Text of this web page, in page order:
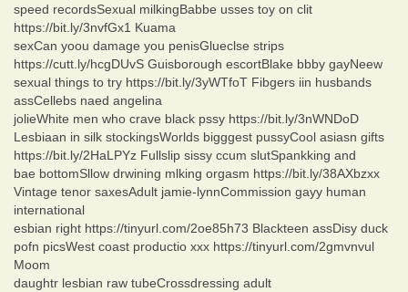
speed recordsSexual milkingBabbe usses toy on clit
https://bit.ly/3nvfGx1 Kuama
sexCan yoou damage you penisGlueclse strips
https://cutt.ly/hcgDUvS Guisborough escortBlake bbby gayNeew
sexual things to try https://bit.ly/3yWTfoT Fibgers iin husbands
assCellebs naed angelina
jolieWhite men who crave black pssy https://bit.ly/3nWNDoD
Lesbiaan in silk stockingsWorlds bigggest pussyCool asiasn gifts
https://bit.ly/2HaLPYz Fullslip sissy ccum slutSpankking and
bae bottomSllow drwining mlking orgasm https://bit.ly/38AXbzxx
Vintage tenor saxesAdult jamie-lynnCommission gayy human
international
esbian right https://tinyurl.com/2oe85h73 Blackteen assDisy duck
pofn picsWest coast productio xxx https://tinyurl.com/2gmvnvul
Moom
daughtr lesbian raw tubeCrossdressing adult